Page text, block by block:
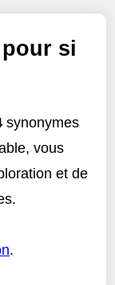
si
synonymes
vous
et de
.